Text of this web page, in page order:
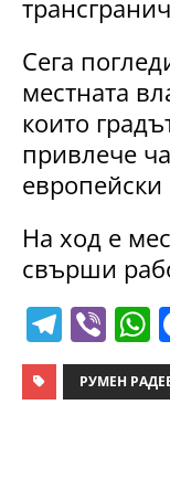
Сега
местната
които
привлече
На ход е
свърши
T
el
e
Vi
b
er
РУМЕН